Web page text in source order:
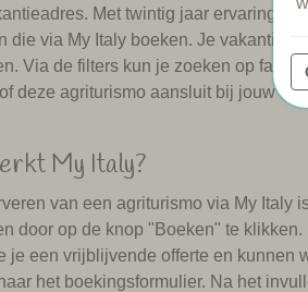
Met twintig jaar ervaring
die via My Italy boeken. Je vakantie
Via de filters kun je zoeken op
deze agriturismo aansluit bij jouw
My Italy?
van een agriturismo via My Italy
door op de knop "Boeken" te
je een vrijblijvende offerte en kunnen
het boekingsformulier. Na het